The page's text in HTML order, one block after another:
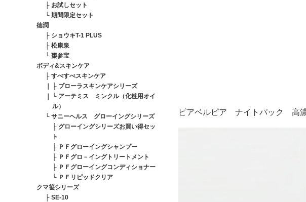
ピアベルピア ナイトパック
├ お試しセット
└ 期間限定セット
徳潤
├ ショウキT-1 PLUS
├ 松康泉
└ 棗参宝
ボディ&スキンケア
├ すべすべスキンケア
├ プローラスキンケアシリーズ
└ アーテミス ミンクル（化粧用オイ
ル）
└ サニーヘルス グローイングシリーズ
├ グローイングシリーズお買い得セッ
ト
├ ＰＦグローイングシャンプー
├ ＰＦグロ－イングトリートメント
├ ＰＦグローイングコンディショナー
└ ＰＦリピッドクリア
クマ笹シリーズ
├ SE-10